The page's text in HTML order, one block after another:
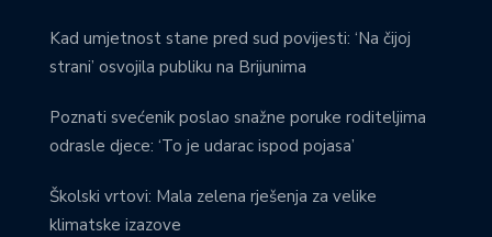
Kad umjetnost stane pred sud povijesti: ‘Na čijoj
strani’ osvojila publiku na Brijunima
Poznati svećenik poslao snažne poruke roditeljima
odrasle djece: ‘To je udarac ispod pojasa’
Školski vrtovi: Mala zelena rješenja za velike
klimatske izazove